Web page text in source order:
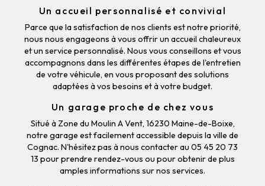
Un accueil personnalisé et convivial
Parce que la satisfaction de nos clients est notre priorité,
nous nous engageons à vous offrir un accueil chaleureux
et un service personnalisé. Nous vous conseillons et vous
accompagnons dans les différentes étapes de l'entretien
de votre véhicule, en vous proposant des solutions
adaptées à vos besoins et à votre budget.
Un garage proche de chez vous
Situé à Zone du Moulin A Vent, 16230 Maine-de-Boixe,
notre garage est facilement accessible depuis la ville de
Cognac. N'hésitez pas à nous contacter au 05 45 20 73
13 pour prendre rendez-vous ou pour obtenir de plus
amples informations sur nos services.